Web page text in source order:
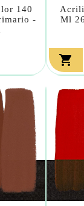
140
-
Ml
